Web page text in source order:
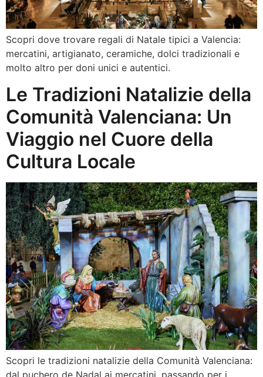
Scopri dove trovare regali di Natale tipici a Valencia:
mercatini, artigianato, ceramiche, dolci tradizionali e
molto altro per doni unici e autentici.
Le Tradizioni Natalizie della
Comunità Valenciana: Un
Viaggio nel Cuore della
Cultura Locale
Scopri le tradizioni natalizie della Comunità Valenciana:
dal puchero de Nadal ai mercatini, passando per i